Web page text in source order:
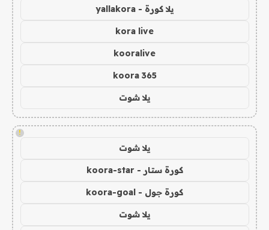
يلا كورة - yallakora
kora live
kooralive
koora 365
يلا شوت
!
يلا شوت
كورة ستار - koora-star
كورة جول - koora-goal
يلا شوت